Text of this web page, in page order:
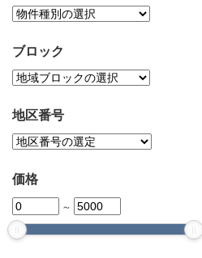
ブロック
地区番号
価格
～